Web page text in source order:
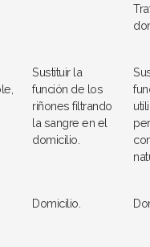
Sustituir la
función de los
riñones filtrando
la sangre en el
domicilio.
Domicilio.